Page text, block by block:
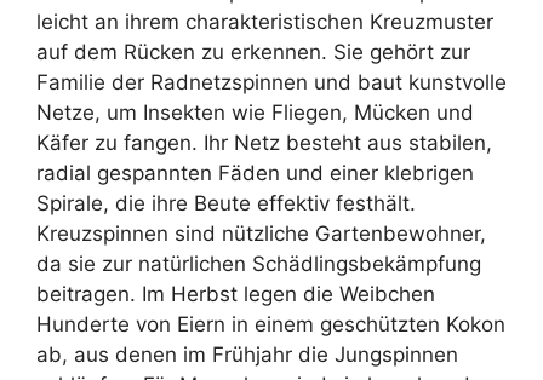
leicht an ihrem charakteristischen Kreuzmuster
auf dem Rücken zu erkennen. Sie gehört zur
Familie der Radnetzspinnen und baut kunstvolle
Netze, um Insekten wie Fliegen, Mücken und
Käfer zu fangen. Ihr Netz besteht aus stabilen,
radial gespannten Fäden und einer klebrigen
Spirale, die ihre Beute effektiv festhält.
Kreuzspinnen sind nützliche Gartenbewohner,
da sie zur natürlichen Schädlingsbekämpfung
beitragen. Im Herbst legen die Weibchen
Hunderte von Eiern in einem geschützten Kokon
ab, aus denen im Frühjahr die Jungspinnen